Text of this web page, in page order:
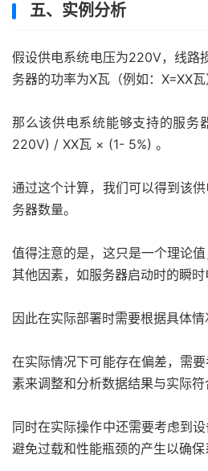
五、实例分析
假设供电系统电压为220V，线路
务器的功率为X瓦（例如：X=XX瓦
那么该供电系统能够支持的服
220V) / XX瓦 × (1- 5%) 。
通过这个计算，我们可以得到该
务器数量。
值得注意的是，这只是一个理论
其他因素，如服务器启动时的瞬时
因此在实际部署时需要根据具体情
在实际情况下可能存在偏差，需
素来调整和分析数据结果与实际符
同时在实际操作中还需要考虑到
避免过载和性能瓶颈的产生以确保